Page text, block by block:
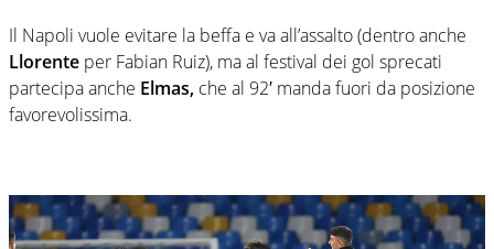
Il Napoli vuole evitare la beffa e va all’assalto (dentro anche
Llorente per Fabian Ruiz), ma al festival dei gol sprecati
partecipa anche Elmas, che al 92′ manda fuori da posizione
favorevolissima.